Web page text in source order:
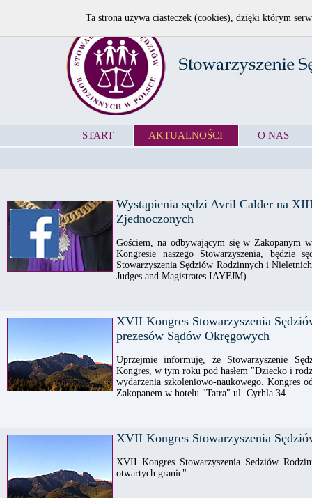
START AKTUALNOŚCI O NAS
Wystąpienia sędzi Avril Calder na
Zjednoczonych
Gościem, na odbywającym się w
Kongresie naszego Stowarzyszenia, będzie
Stowarzyszenia Sędziów Rodzinnych i
Judges and Magistrates IAYFJM).
XVII Kongres Stowarzyszenia
prezesów Sądów Okręgowych
Uprzejmie informuję, że Stowarzyszenie
Kongres, w tym roku pod hasłem "Dziecko i
wydarzenia szkoleniowo-naukowego. Kongres
Zakopanem w hotelu "Tatra" ul. Cyrhla 34.
XVII Kongres Stowarzyszenia
XVII Kongres Stowarzyszenia Sędziów
otwartych granic"
Ta strona używa ciasteczek (cookies), dzięki którym